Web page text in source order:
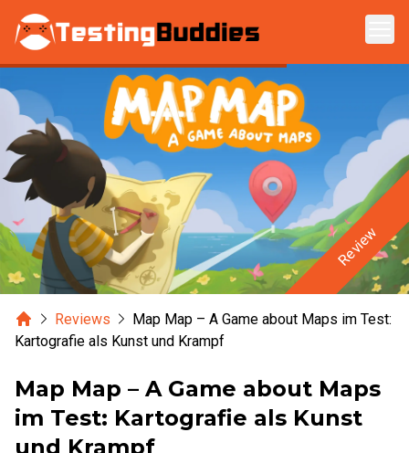
Zum Hauptinhalt springen
Review
HomeReviews
Map Map – A Game about Maps im Test:
Kartografie als Kunst und Krampf
Map Map – A Game about Maps
im Test: Kartografie als Kunst
und Krampf